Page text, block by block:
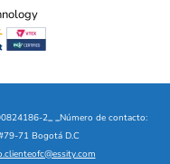
2_ _Número de contacto:
71 Bogotá D.C